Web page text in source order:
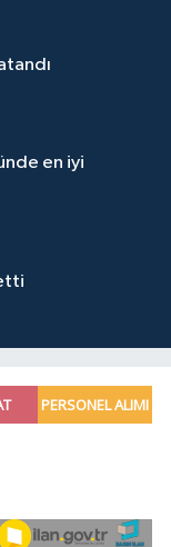
en iyi